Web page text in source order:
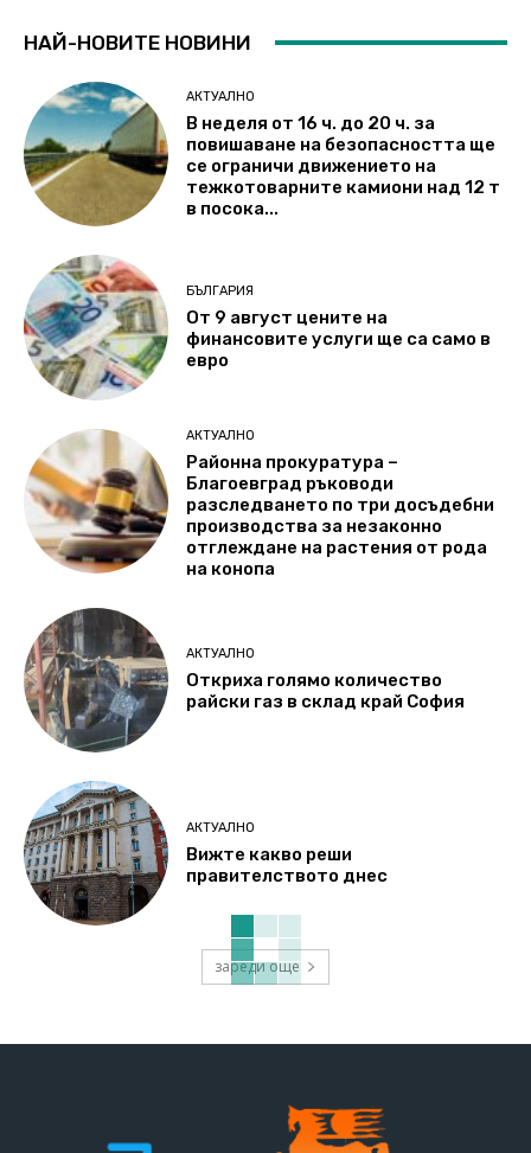
НАЙ-НОВИТЕ НОВИНИ
АКТУАЛНО
В неделя от 16 ч. до 20 ч. за
повишаване на безопасността ще
се ограничи движението на
тежкотоварните камиони над 12 т
в посока...
БЪЛГАРИЯ
От 9 август цените на
финансовите услуги ще са само в
евро
АКТУАЛНО
Районна прокуратура –
Благоевград ръководи
разследването по три досъдебни
производства за незаконно
отглеждане на растения от рода
на конопа
АКТУАЛНО
Откриха голямо количество
райски газ в склад край София
АКТУАЛНО
Вижте какво реши
правителството днес
зареди още